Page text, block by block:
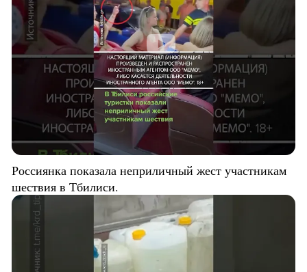
Россиянка показала неприличный жест участникам
шествия в Тбилиси.